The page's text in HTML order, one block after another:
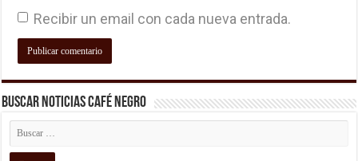
Recibir un email con cada nueva entrada.
Buscar Noticias Café Negro